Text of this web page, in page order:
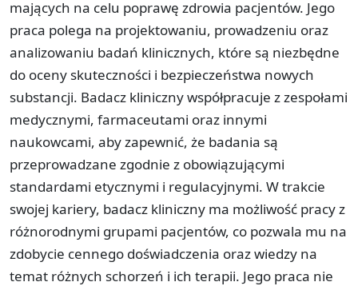
mających na celu poprawę zdrowia pacjentów. Jego
praca polega na projektowaniu, prowadzeniu oraz
analizowaniu badań klinicznych, które są niezbędne
do oceny skuteczności i bezpieczeństwa nowych
substancji. Badacz kliniczny współpracuje z zespołami
medycznymi, farmaceutami oraz innymi
naukowcami, aby zapewnić, że badania są
przeprowadzane zgodnie z obowiązującymi
standardami etycznymi i regulacyjnymi. W trakcie
swojej kariery, badacz kliniczny ma możliwość pracy z
różnorodnymi grupami pacjentów, co pozwala mu na
zdobycie cennego doświadczenia oraz wiedzy na
temat różnych schorzeń i ich terapii. Jego praca nie